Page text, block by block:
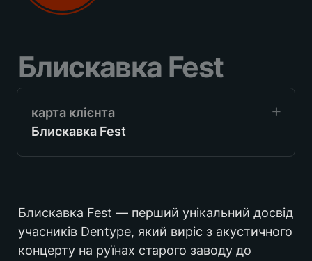
Блискавка Fest
Блискавка Fest
2008-2012
Блискавка Fest — перший унікальний досвід
учасників Dentype, який виріс з акустичного
концерту на руїнах старого заводу до